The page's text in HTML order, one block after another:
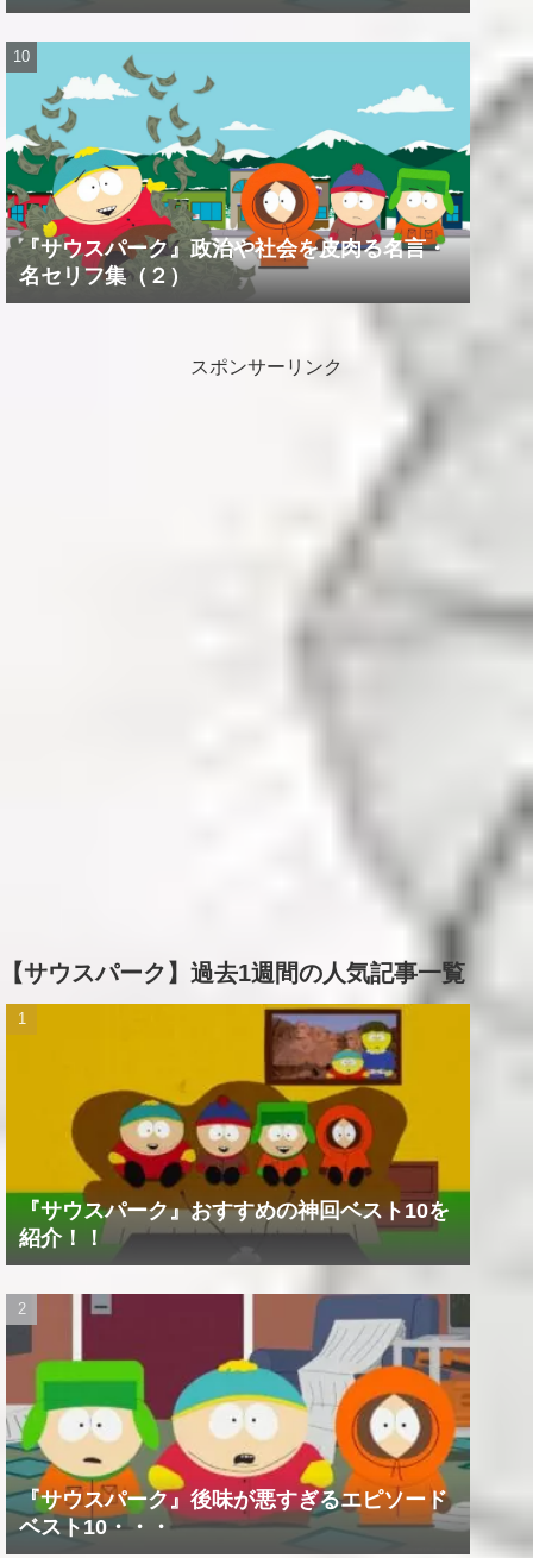
『サウスパーク』政治や社会を皮肉る名言・
名セリフ集（２）
スポンサーリンク
【サウスパーク】過去1週間の人気記事一覧
『サウスパーク』おすすめの神回ベスト10を
紹介！！
『サウスパーク』後味が悪すぎるエピソード
ベスト10・・・